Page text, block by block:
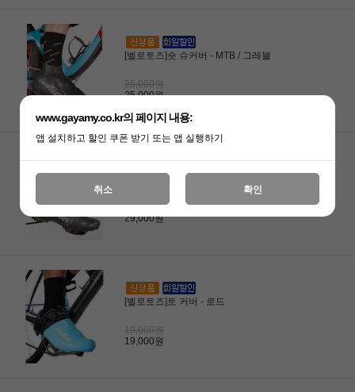
[벨로토즈]숏 슈커버 - MTB / 그레블
25,000원
25,000원
[벨로토즈]톨 슈커버 - MTB / 그레블
29,000원
29,000원
[벨로토즈]토 커버 - 로드
19,000원
19,000원
www.gayamy.co.kr의 페이지 내용:
앱 설치하고 할인 쿠폰 받기 또는 앱 실행하기
취소 확인